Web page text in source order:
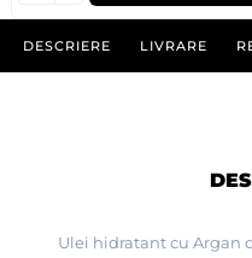
DESCRIERE LIVRARE
Ulei hidratant cu Argan